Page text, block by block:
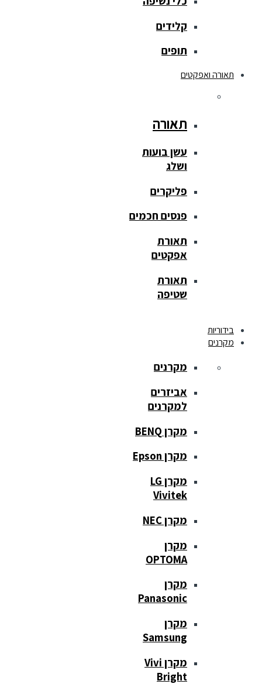
קלידים
תופים
תאורה ואפקטים
תאורה
עשן בועות
ושלג
פליקרים
פנסים חכמים
תאורת
אפקטים
תאורת
שטיפה
בידוריות
מקרנים
מקרנים
אביזרים
למקרנים
מקרן BENQ
מקרן Epson
מקרן LG
Vivitek
מקרן NEC
מקרן
OPTOMA
מקרן
Panasonic
מקרן
Samsung
מקרן Vivi
Bright